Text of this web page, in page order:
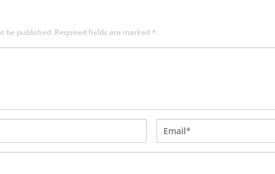
be published. Required fields are marked*